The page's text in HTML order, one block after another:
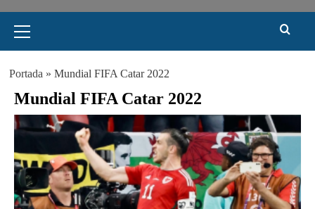
principal
Portada » Mundial FIFA Catar 2022
Mundial FIFA Catar 2022